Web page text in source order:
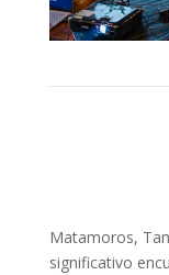
Matamoros,
significativo